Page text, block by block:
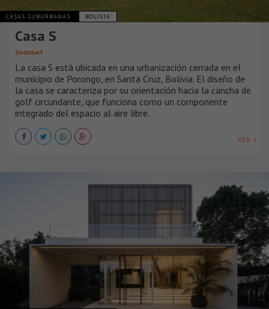
CASAS SUBURBANAS BOLIVIA
Casa S
Sommet
La casa S está ubicada en una urbanización cerrada en el
municipio de Porongo, en Santa Cruz, Bolivia. El diseño de
la casa se caracteriza por su orientación hacia la cancha de
golf circundante, que funciona como un componente
integrado del espacio al aire libre.
VER +